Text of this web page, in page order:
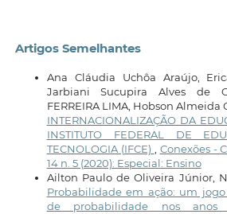
Artigos Semelhantes
Ana Cláudia Uchôa Araújo,
Jarbiani Sucupira Alves de
FERREIRA LIMA, Hobson Almeida
INTERNACIONALIZAÇÃO DA
INSTITUTO FEDERAL DE
TECNOLOGIA (IFCE) , Conexões -
14 n. 5 (2020): Especial: Ensino
Ailton Paulo de Oliveira Júnior,
Probabilidade em ação: um
de probabilidade nos